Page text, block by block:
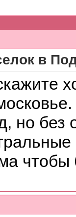
в
но
чтобы